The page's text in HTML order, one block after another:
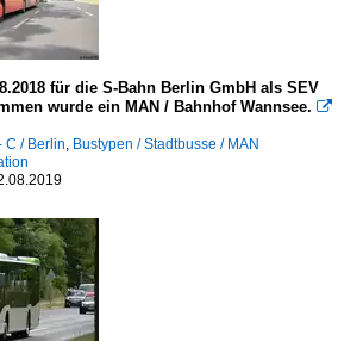
für die S-Bahn Berlin GmbH als SEV
wurde ein MAN / Bahnhof Wannsee. 
C / Berlin, Bustypen / Stadtbusse / MAN